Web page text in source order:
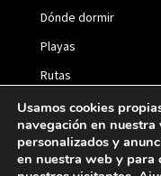
Dónde dormir
Playas
Rutas
Fiestas
Usamos cookies
navegación en
personalizados y
en nuestra web y para